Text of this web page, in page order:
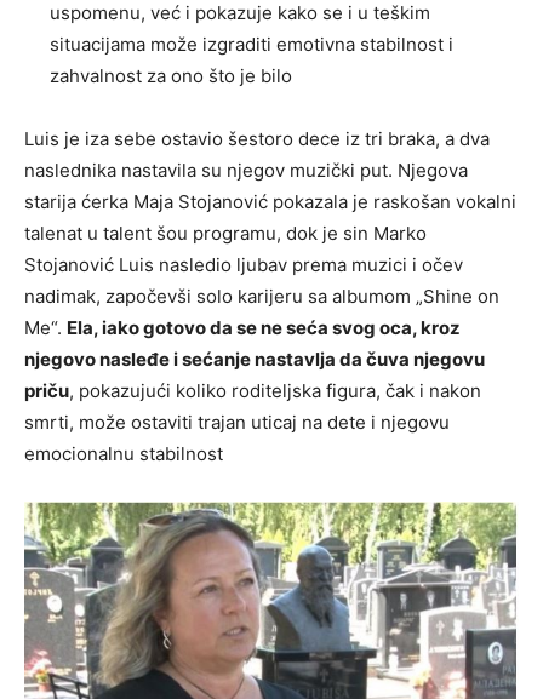
uspomenu, već i pokazuje kako se i u teškim
situacijama može izgraditi emotivna stabilnost i
zahvalnost za ono što je bilo
Luis je iza sebe ostavio šestoro dece iz tri braka, a dva
naslednika nastavila su njegov muzički put. Njegova
starija ćerka Maja Stojanović pokazala je raskošan vokalni
talenat u talent šou programu, dok je sin Marko
Stojanović Luis nasledio ljubav prema muzici i očev
nadimak, započevši solo karijeru sa albumom „Shine on
Me“. Ela, iako gotovo da se ne seća svog oca, kroz
njegovo nasleđe i sećanje nastavlja da čuva njegovu
priču, pokazujući koliko roditeljska figura, čak i nakon
smrti, može ostaviti trajan uticaj na dete i njegovu
emocionalnu stabilnost